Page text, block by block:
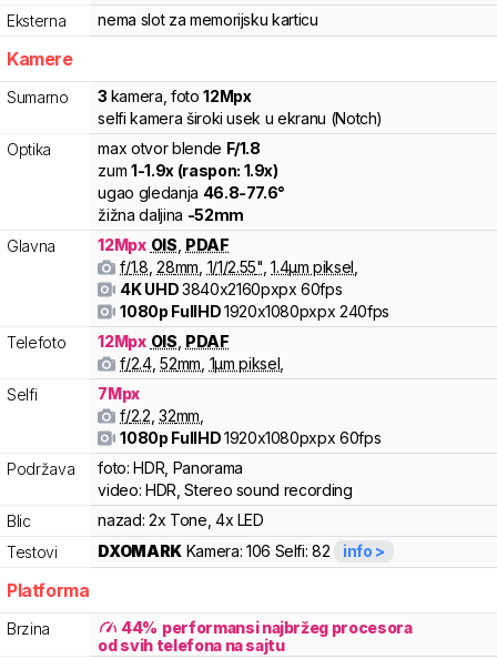
Eksterna
nema slot za memorijsku karticu
Kamere
Sumarno 3 kamera foto12Mpx
selfi kamera široki usek u ekranu (Notch)
Optika
max otvor blende F/1.8
zum1-1.9x (raspon: 1.9x)
ugao gledanja 46.8-77.6°
žižna daljina -52mm
Glavna
12Mpx OIS PDAF
f/1.8 28mm 1/1/2.55" 1.4µm piksel
4K UHD3840x2160pxpx60fps
1080p FullHD1920x1080pxpx240fps
Telefoto
12Mpx OIS PDAF
f/2.4, 52mm 1µm piksel
Selfi
7Mpx
f/2.2 32mm
1080p FullHD1920x1080pxpx60fps
Podržava
foto: HDR, Panorama
video: HDR, Stereo sound recording
Blic
nazad: 2x Tone, 4x LED
Testovi
DXOMARK Kamera: 106 Selfi: 82 info >
Platforma
Brzina 44% performansi najbržeg procesora
od svih telefona na sajtu